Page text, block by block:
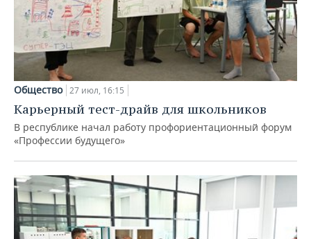
Общество 27 июл, 16:15
Карьерный тест-драйв для школьников
В республике начал работу профориентационный форум
«Профессии будущего»